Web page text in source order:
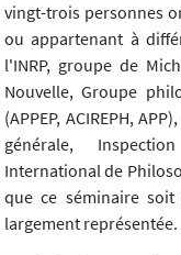
vingt-trois personnes
ou appartenant à
l'INRP, groupe de
Nouvelle, Groupe
(APPEP, ACIREPH,
générale,
International de
que ce séminaire
largement représentée.